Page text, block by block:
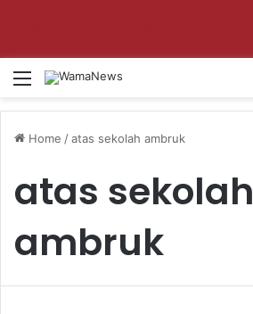
Menu
Home /atas sekolah ambruk
atas sekolah
ambruk